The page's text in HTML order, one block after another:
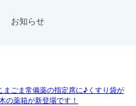
お知らせ
まごま常備薬の指定席に♪くすり袋が
の薬箱が新登場です！